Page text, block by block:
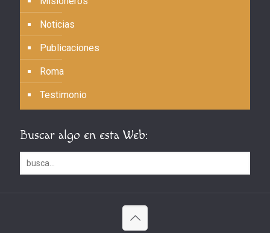
Noticias
Publicaciones
Roma
Testimonio
Buscar algo en esta Web: